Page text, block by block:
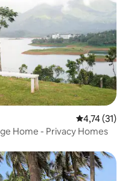
Gemiddelde
4,74 (31)
Home - Privacy Homes